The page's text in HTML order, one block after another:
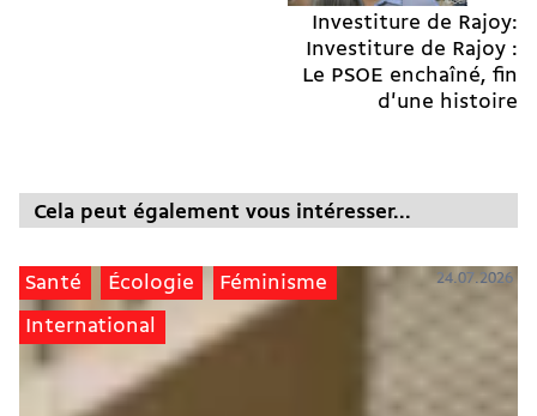
Investiture de Rajoy:
Investiture de Rajoy :
Le PSOE enchaîné, fin
d'une histoire
Cela peut également vous intéresser...
Santé Écologie Féminisme
International
24.07.2026